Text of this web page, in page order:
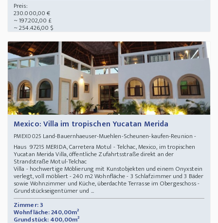
Preis:
230.000,00 €
~ 197.202,00 £
~ 254.426,00 $
Mexico: Villa im tropischen Yucatan Merida
PMEX0025 Land-Bauernhaeuser-Muehlen-Scheunen-kaufen-Reunion -
Haus 97215 MERIDA, Carretera Motul - Telchac, Mexico, im tropischen
Yucatan Merida Villa, öffentliche Zufahrtsstraße direkt an der
Strandstraße Motul-Telchac
Villa - hochwertige Möblierung mit Kunstobjekten und einem Onyxstein
verlegt, voll möbliert - 240 m2 Wohnfläche - 3 Schlafzimmer und 3 Bäder
sowie Wohnzimmer und Küche, überdachte Terrasse im Obergeschoss -
Grundstückseigentümer und ...
Zimmer: 3
Wohnfläche: 240,00m²
Grundstück: 400,00m²